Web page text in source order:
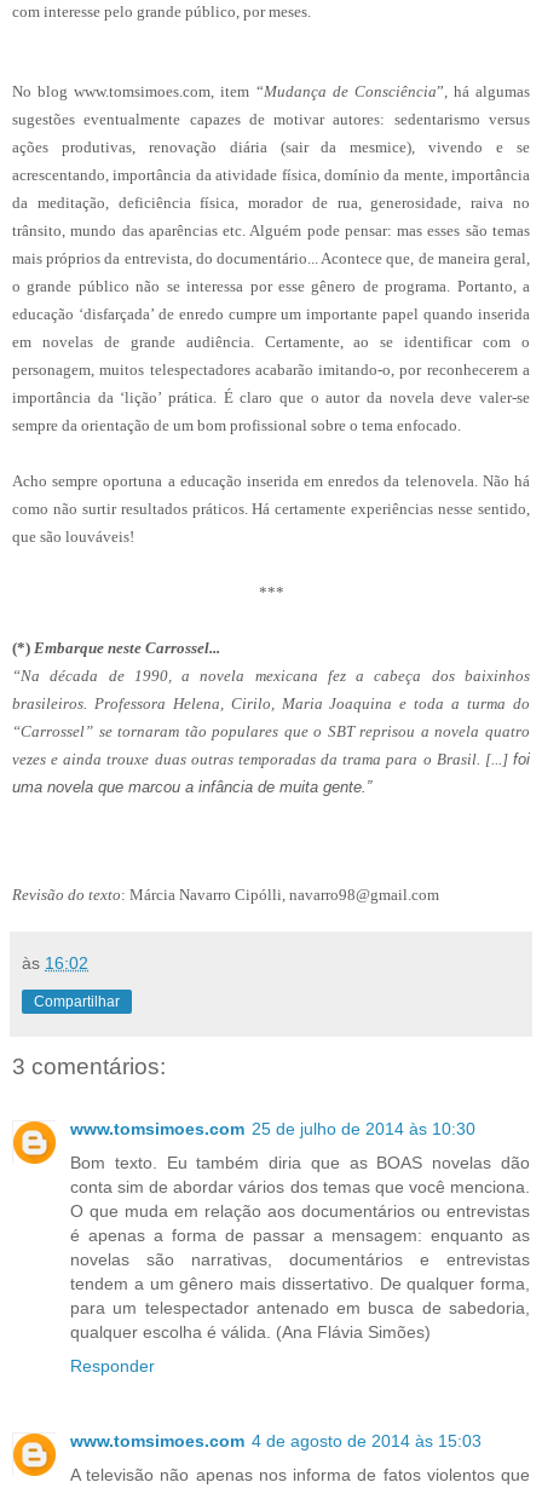
com interesse pelo grande público, por meses.
No blogwww.tomsimoes.com , item “Mudança de Consciência”, há algumas
sugestões eventualmente capazes de motivar autores: sedentarismo versus
ações produtivas, renovação diária (sair da mesmice), vivendo e se
acrescentando, importância da atividade física, domínio da mente, importância
da meditação, deficiência física, morador de rua, generosidade, raiva no
trânsito, mundo das aparências etc. Alguém pode pensar: mas esses são temas
mais próprios da entrevista, do documentário... Acontece que, de maneira geral,
o grande público não se interessa por esse gênero de programa. Portanto, a
educação ‘disfarçada’ de enredo cumpre um importante papel quando inserida
em novelas de grande audiência. Certamente, ao se identificar com o
personagem, muitos telespectadores acabarão imitando-o, por reconhecerem a
importância da ‘lição’ prática. É claro que o autor da novela deve valer-se
sempre da orientação de um bom profissional sobre o tema enfocado.
Acho sempre oportuna a educação inserida em enredos da telenovela. Não há
como não surtir resultados práticos. Há certamente experiências nesse sentido,
que são louváveis!
***
(*) Embarque neste Carrossel...
“Na década de 1990, a novela mexicana fez a cabeça dos baixinhos
brasileiros. Professora Helena, Cirilo, Maria Joaquina e toda a turma do
“Carrossel” se tornaram tão populares que o SBT reprisou a novela quatro
vezes e ainda trouxe duas outras temporadas da trama para o Brasil. [...] foi
uma novela que marcou a infância de muita gente.”
Revisão do texto: Márcia Navarro Cipólli, navarro98@gmail.com
às 16:02
Compartilhar
3 comentários:
www.tomsimoes.com 25 de julho de 2014 às 10:30
Bom texto. Eu também diria que as BOAS novelas dão
conta sim de abordar vários dos temas que você menciona.
O que muda em relação aos documentários ou entrevistas
é apenas a forma de passar a mensagem: enquanto as
novelas são narrativas, documentários e entrevistas
tendem a um gênero mais dissertativo. De qualquer forma,
para um telespectador antenado em busca de sabedoria,
qualquer escolha é válida. (Ana Flávia Simões)
Responder
www.tomsimoes.com 4 de agosto de 2014 às 15:03
A televisão não apenas nos informa de fatos violentos que